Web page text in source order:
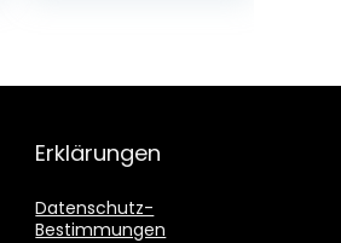
Erklärungen
Datenschutz-
Bestimmungen